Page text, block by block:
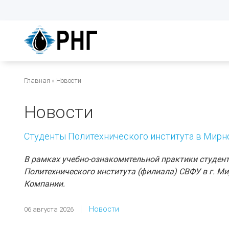
основному
содержанию
Строка
навигации
Главная Новости
Новости
Студенты Политехнического института в
В рамках учебно-ознакомительной практики
Политехнического института (филиала) СВФУ в г.
Компании.
06 августа 2026 Новости